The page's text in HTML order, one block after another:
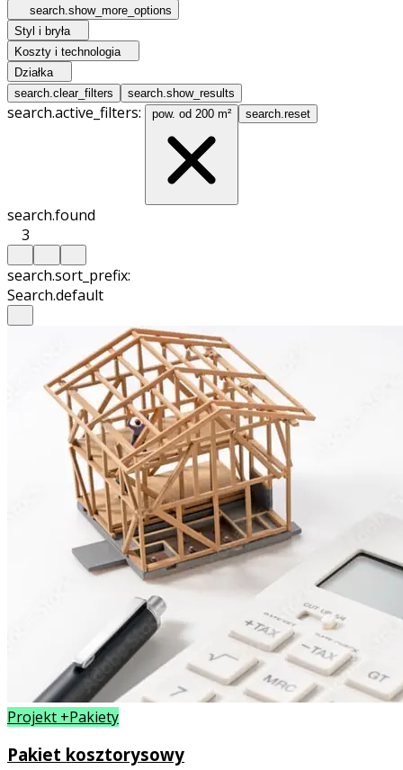
search.show_more_options
Styl i bryła
Koszty i technologia
Działka
search.clear_filters
search.show_results
search.active_filters: pow. od 200 m² search.reset
search.found
3
search.sort_prefix:
Search.default
Projekt +Pakiety
Pakiet kosztorysowy